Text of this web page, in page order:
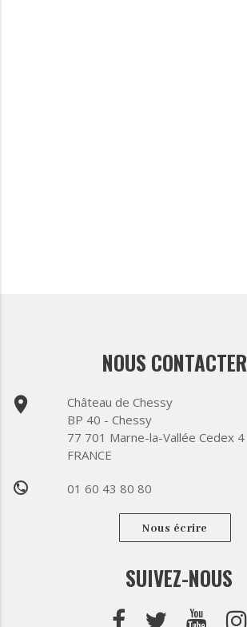
NOUS CONTACTER
place
Château de Chessy
BP 40 - Chessy
77 701 Marne-la-Vallée Cedex 4
FRANCE
phone 01 60 43 80 80
Nous écrire
SUIVEZ-NOUS